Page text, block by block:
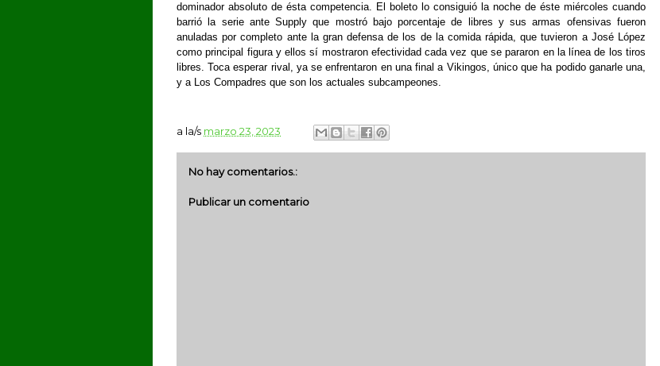
dominador absoluto de ésta competencia. El boleto lo consiguió la noche de éste miércoles cuando
barrió la serie ante Supply que mostró bajo porcentaje de libres y sus armas ofensivas fueron
anuladas por completo ante la gran defensa de los de la comida rápida, que tuvieron a José López
como principal figura y ellos sí mostraron efectividad cada vez que se pararon en la línea de los tiros
libres. Toca esperar rival, ya se enfrentaron en una final a Vikingos, único que ha podido ganarle una,
y a Los Compadres que son los actuales subcampeones.
a la/s marzo 23, 2023
No hay comentarios.:
Publicar un comentario